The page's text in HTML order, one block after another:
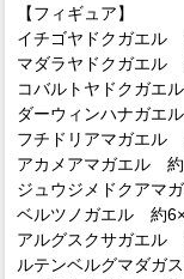
【フィギュア】
イチゴヤドクガエル
マダラヤドクガエル
コバルトヤドクガエ
ダーウィンハナガエ
フチドリアマガエル
アカメアマガエル
ジュウジメドクアマ
ベルツノガエル 約
アルグスクサガエル
ルテンベルグマダガ